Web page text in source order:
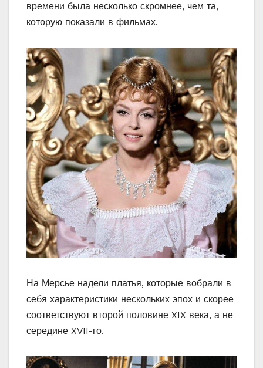
времени была несколько скромнее, чем та,
которую показали в фильмах.
На Мерсье надели платья, которые вобрали в
себя характеристики нескольких эпох и скорее
соответствуют второй половине XIX века, а не
середине XVII-го.